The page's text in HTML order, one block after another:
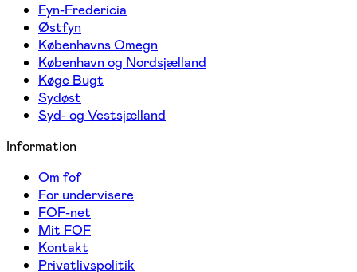
Fyn-Fredericia
Østfyn
Københavns Omegn
København og Nordsjælland
Køge Bugt
Sydøst
Syd- og Vestsjælland
Information
Om fof
For undervisere
FOF-net
Mit FOF
Kontakt
Privatlivspolitik